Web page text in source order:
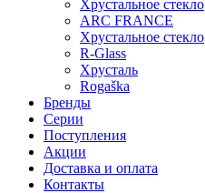
Хрустальное стекло
ARC FRANCE
Хрустальное стекло
R-Glass
Хрусталь
Rogaška
Бренды
Серии
Поступления
Акции
Доставка и оплата
Контакты